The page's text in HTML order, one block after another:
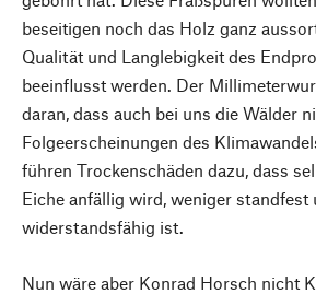
beseitigen noch das Holz ganz
Qualität und Langlebigkeit des
beeinflusst werden. Der
daran, dass auch bei uns die Wälder
Folgeerscheinungen des
führen Trockenschäden dazu, dass
Eiche anfällig wird, weniger standfest
widerstandsfähig ist.
Nun wäre aber Konrad Horsch nicht